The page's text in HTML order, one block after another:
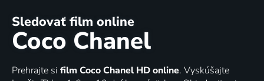
Sledovať film online
Coco Chanel
Prehrajte si film Coco Chanel HD online. Vyskúšajte